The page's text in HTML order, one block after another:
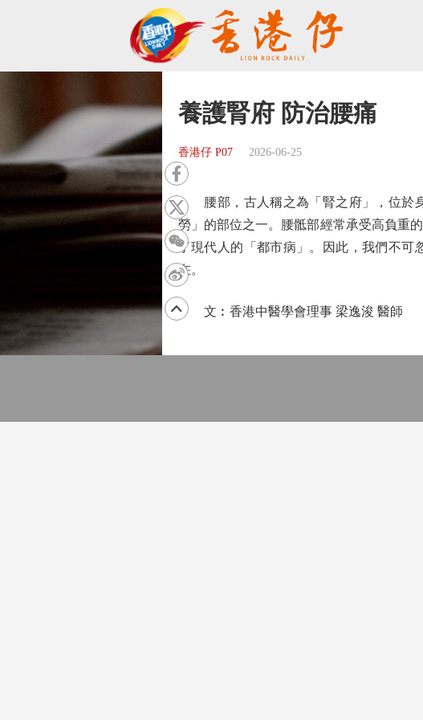
養護腎府 防治腰痛
香港仔 P07 2026-06-25
腰部，古人稱之為「腎之府」，位於身
勞」的部位之一。腰骶部經常承受高負重
了現代人的「都市病」。因此，我們不可
在。
文︰香港中醫學會理事 梁逸浚 醫師